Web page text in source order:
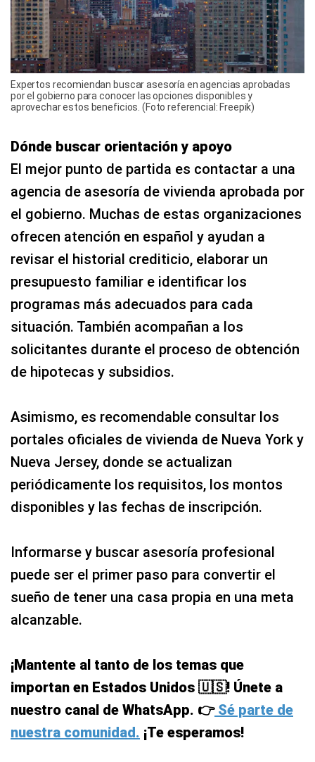
Expertos recomiendan buscar asesoría en agencias aprobadas
por el gobierno para conocer las opciones disponibles y
aprovechar estos beneficios. (Foto referencial: Freepik)
Dónde buscar orientación y apoyo
El mejor punto de partida es contactar a una
agencia de asesoría de vivienda aprobada por
el gobierno. Muchas de estas organizaciones
ofrecen atención en español y ayudan a
revisar el historial crediticio, elaborar un
presupuesto familiar e identificar los
programas más adecuados para cada
situación. También acompañan a los
solicitantes durante el proceso de obtención
de hipotecas y subsidios.
Asimismo, es recomendable consultar los
portales oficiales de vivienda de Nueva York y
Nueva Jersey, donde se actualizan
periódicamente los requisitos, los montos
disponibles y las fechas de inscripción.
Informarse y buscar asesoría profesional
puede ser el primer paso para convertir el
sueño de tener una casa propia en una meta
alcanzable.
¡Mantente al tanto de los temas que
importan en Estados Unidos 🇺🇸! Únete a
nuestro canal de WhatsApp. 👉Sé parte de
nuestra comunidad. ¡Te esperamos!